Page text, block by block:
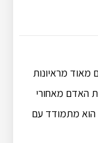
מאוד מראיונות
האדם מאחורי
הוא מתמודד עם